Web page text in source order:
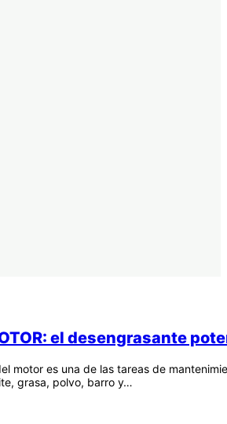
el desengrasante
motor es una de las tareas de
grasa, polvo, barro y…